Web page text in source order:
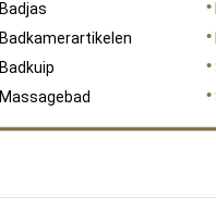
Badjas
Badkamerartikelen
Badkuip
Massagebad